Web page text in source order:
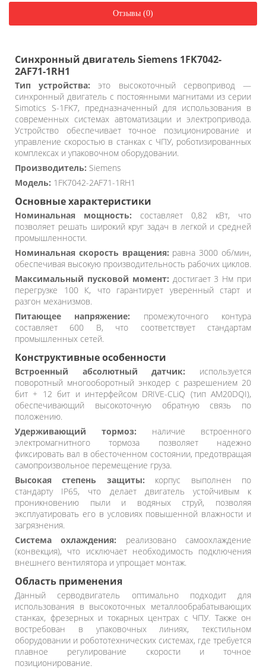
Отзывы (0)
Синхронный двигатель Siemens 1FK7042-
2AF71-1RH1
Тип устройства: это высокоточный сервопривод —
синхронный двигатель с постоянными магнитами из серии
Simotics S-1FK7, предназначенный для использования в
современных системах автоматизации и электропривода.
Устройство обеспечивает точное позиционирование и
управление скоростью в станках с ЧПУ, роботизированных
комплексах и упаковочном оборудовании.
Производитель: Siemens
Модель: 1FK7042-2AF71-1RH1
Основные характеристики
Номинальная мощность: составляет 0,82 кВт, что
позволяет решать широкий круг задач в легкой и средней
промышленности.
Номинальная скорость вращения: равна 3000 об/мин,
обеспечивая высокую производительность рабочих циклов.
Максимальный пусковой момент: достигает 3 Нм при
перегрузке 100 К, что гарантирует уверенный старт и
разгон механизмов.
Питающее напряжение: промежуточного контура
составляет 600 В, что соответствует стандартам
промышленных сетей.
Конструктивные особенности
Встроенный абсолютный датчик: используется
поворотный многооборотный энкодер с разрешением 20
бит + 12 бит и интерфейсом DRIVE-CLiQ (тип AM20DQI),
обеспечивающий высокоточную обратную связь по
положению.
Удерживающий тормоз: наличие встроенного
электромагнитного тормоза позволяет надежно
фиксировать вал в обесточенном состоянии, предотвращая
самопроизвольное перемещение груза.
Высокая степень защиты: корпус выполнен по
стандарту IP65, что делает двигатель устойчивым к
проникновению пыли и водяных струй, позволяя
эксплуатировать его в условиях повышенной влажности и
загрязнения.
Система охлаждения: реализовано самоохлаждение
(конвекция), что исключает необходимость подключения
внешнего вентилятора и упрощает монтаж.
Область применения
Данный серводвигатель оптимально подходит для
использования в высокоточных металлообрабатывающих
станках, фрезерных и токарных центрах с ЧПУ. Также он
востребован в упаковочных линиях, текстильном
оборудовании и робототехнических системах, где требуется
плавное регулирование скорости и точное
позиционирование.